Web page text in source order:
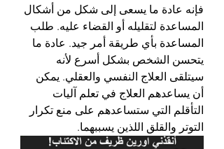
فإنه عادة ما يسعى إلى شكل من أشكال
المساعدة لتقليله أو القضاء عليه. طلب
المساعدة بأي طريقة أمر جيد. عادة ما
يتحسن الشخص بشكل أسرع لأنه
سيتلقى العلاج النفسي والعقلي. يمكن
أن يساعدهم العلاج في تعلم آليات
التأقلم التي ستساعدهم على منع تكرار
التوتر والقلق اللذين يسببهما.